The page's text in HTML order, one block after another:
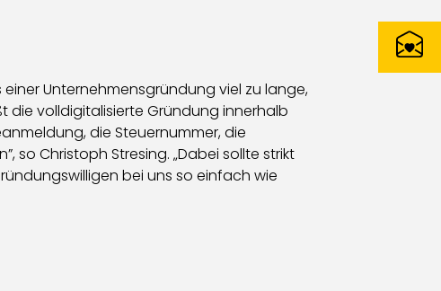
Unternehmensgründung viel zu lange,
die volldigitalisierte Gründung innerhalb
die Steuernummer, die
so Christoph Stresing. „Dabei sollte strikt
bei uns so einfach wie